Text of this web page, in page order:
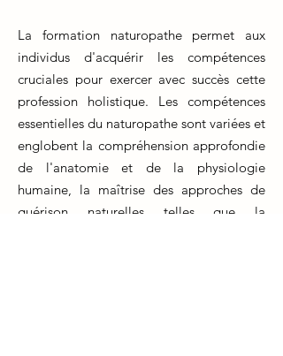
La formation naturopathe permet aux
individus d'acquérir les compétences
cruciales pour exercer avec succès cette
profession holistique. Les compétences
essentielles du naturopathe sont variées et
englobent la compréhension approfondie
de l'anatomie et de la physiologie
humaine, la maîtrise des approches de
guérison naturelles telles que la